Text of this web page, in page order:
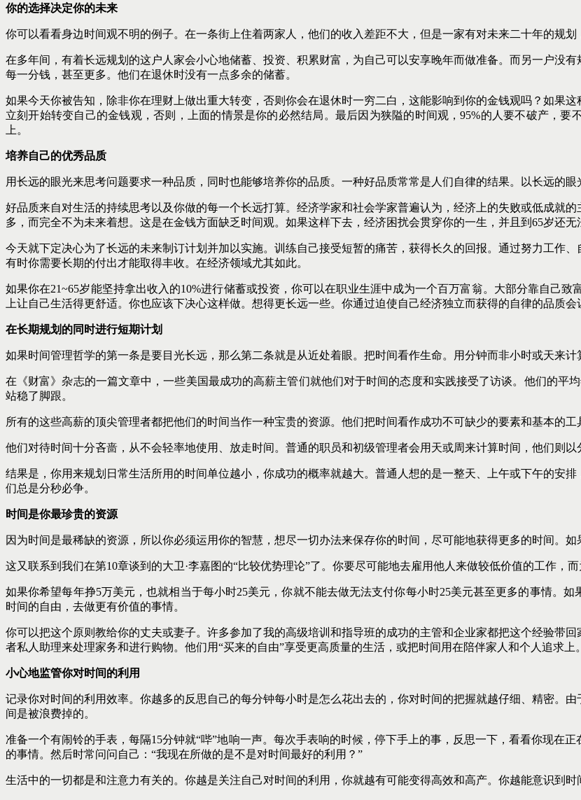
你的选择决定你的未来
你可以看看身边时间观不明的例子。在一条街上住着两家人，他们的收入差距不大，但是一家有对未来二十年的规划
在多年间，有着长远规划的这户人家会小心地储蓄、投资、积累财富，为自己可以安享晚年而做准备。而另一户没
每一分钱，甚至更多。他们在退休时没有一点多余的储蓄。
如果今天你被告知，除非你在理财上做出重大转变，否则你会在退休时一穷二白，这能影响到你的金钱观吗？如果
立刻开始转变自己的金钱观，否则，上面的情景是你的必然结局。最后因为狭隘的时间观，95%的人要不破产，
上。
培养自己的优秀品质
用长远的眼光来思考问题要求一种品质，同时也能够培养你的品质。一种好品质常常是人们自律的结果。以长远的
好品质来自对生活的持续思考以及你做的每一个长远打算。经济学家和社会学家普遍认为，经济上的失败或低成就
多，而完全不为未来着想。这是在金钱方面缺乏时间观。如果这样下去，经济困扰会贯穿你的一生，并且到65岁还无
今天就下定决心为了长远的未来制订计划并加以实施。训练自己接受短暂的痛苦，获得长久的回报。通过努力工作
有时你需要长期的付出才能取得丰收。在经济领域尤其如此。
如果你在21~65岁能坚持拿出收入的10%进行储蓄或投资，你可以在职业生涯中成为一个百万富翁。大部分靠自己
上让自己生活得更舒适。你也应该下决心这样做。想得更长远一些。你通过迫使自己经济独立而获得的自律的品质会
在长期规划的同时进行短期计划
如果时间管理哲学的第一条是要目光长远，那么第二条就是从近处着眼。把时间看作生命。用分钟而非小时或天来计
在《财富》杂志的一篇文章中，一些美国最成功的高薪主管们就他们对于时间的态度和实践接受了访谈。他们的平
站稳了脚跟。
所有的这些高薪的顶尖管理者都把他们的时间当作一种宝贵的资源。他们把时间看作成功不可缺少的要素和基本的工
他们对待时间十分吝啬，从不会轻率地使用、放走时间。普通的职员和初级管理者会用天或周来计算时间，他们则以
结果是，你用来规划日常生活所用的时间单位越小，你成功的概率就越大。普通人想的是一整天、上午或下午的安
们总是分秒必争。
时间是你最珍贵的资源
因为时间是最稀缺的资源，所以你必须运用你的智慧，想尽一切办法来保存你的时间，尽可能地获得更多的时间。
这又联系到我们在第10章谈到的大卫·李嘉图的“比较优势理论”了。你要尽可能地去雇用他人来做较低价值的工作，
如果你希望每年挣5万美元，也就相当于每小时25美元，你就不能去做无法支付你每小时25美元甚至更多的事情。
时间的自由，去做更有价值的事情。
你可以把这个原则教给你的丈夫或妻子。许多参加了我的高级培训和指导班的成功的主管和企业家都把这个经验带
者私人助理来处理家务和进行购物。他们用“买来的自由”享受更高质量的生活，或把时间用在陪伴家人和个人追求上
小心地监管你对时间的利用
记录你对时间的利用效率。你越多的反思自己的每分钟每小时是怎么花出去的，你对时间的把握就越仔细、精密。
间是被浪费掉的。
准备一个有闹铃的手表，每隔15分钟就“哔”地响一声。每次手表响的时候，停下手上的事，反思一下，看看你现在
的事情。然后时常问问自己：“我现在所做的是不是对时间最好的利用？”
生活中的一切都是和注意力有关的。你越是关注自己对时间的利用，你就越有可能变得高效和高产。你越能意识到时